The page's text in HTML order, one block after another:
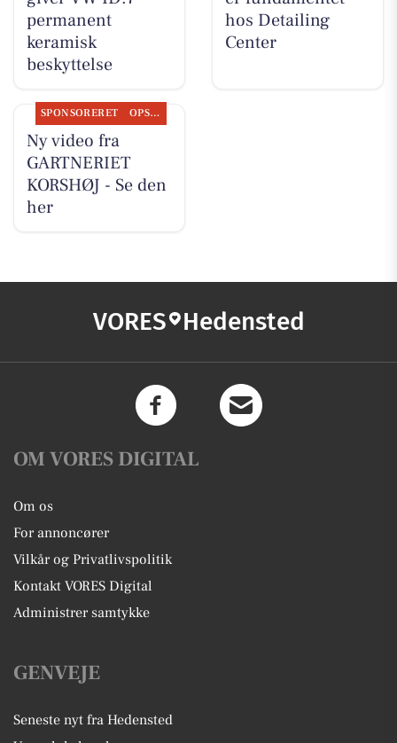
permanent
keramisk
beskyttelse
hos Detailing
Center
SPONSORERET OPSLAGSTAVLEN
Ny video fra
GARTNERIET
KORSHØJ - Se den
her
VORES Hedensted
OM VORES DIGITAL
Om os
For annoncører
Vilkår og Privatlivspolitik
Kontakt VORES Digital
Administrer samtykke
GENVEJE
Seneste nyt fra Hedensted